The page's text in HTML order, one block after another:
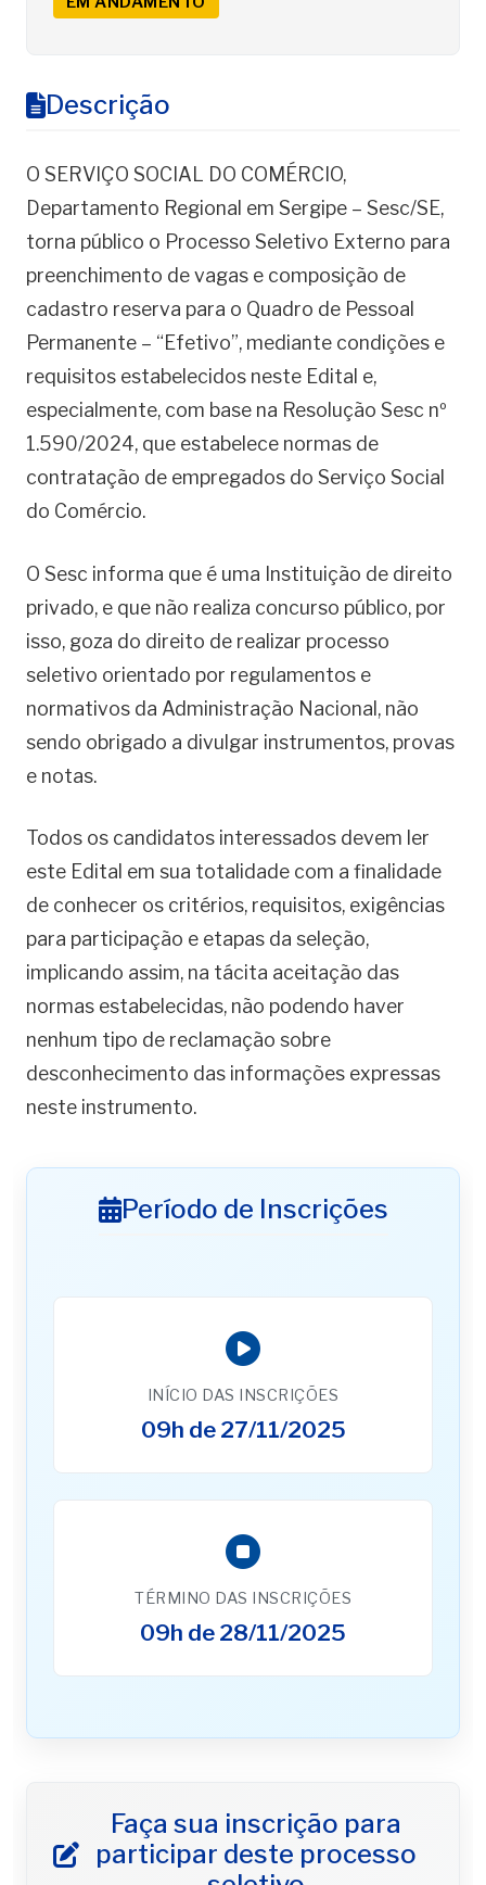
Descrição
O SERVIÇO SOCIAL DO COMÉRCIO,
Departamento Regional em Sergipe – Sesc/SE,
torna público o Processo Seletivo Externo para
preenchimento de vagas e composição de
cadastro reserva para o Quadro de Pessoal
Permanente – “Efetivo”, mediante condições e
requisitos estabelecidos neste Edital e,
especialmente, com base na Resolução Sesc nº
1.590/2024, que estabelece normas de
contratação de empregados do Serviço Social
do Comércio.
O Sesc informa que é uma Instituição de direito
privado, e que não realiza concurso público, por
isso, goza do direito de realizar processo
seletivo orientado por regulamentos e
normativos da Administração Nacional, não
sendo obrigado a divulgar instrumentos, provas
e notas.
Todos os candidatos interessados devem ler
este Edital em sua totalidade com a finalidade
de conhecer os critérios, requisitos, exigências
para participação e etapas da seleção,
implicando assim, na tácita aceitação das
normas estabelecidas, não podendo haver
nenhum tipo de reclamação sobre
desconhecimento das informações expressas
neste instrumento.
Período de Inscrições
INÍCIO DAS INSCRIÇÕES
09h de 27/11/2025
TÉRMINO DAS INSCRIÇÕES
09h de 28/11/2025
Faça sua inscrição para
participar deste processo